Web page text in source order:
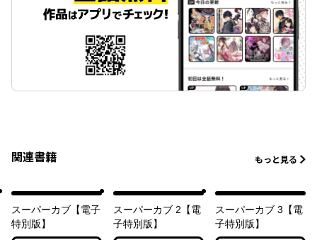
関連書籍 もっと見る
スーパーカブ【電子
特別版】
スーパーカブ 2【電
子特別版】
スーパーカブ 3【電
子特別版】